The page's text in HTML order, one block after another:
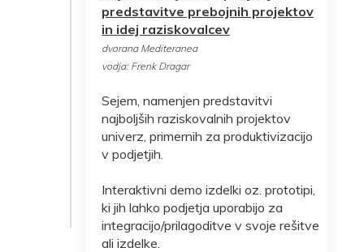
predstavitve prebojnih projektov
in idej raziskovalcev
dvorana Mediteranea
vodja: Frenk Dragar
Sejem, namenjen predstavitvi
najboljših raziskovalnih projektov
univerz, primernih za produktivizacijo
v podjetjih.
Interaktivni demo izdelki oz. prototipi,
ki jih lahko podjetja uporabijo za
integracijo/prilagoditve v svoje rešitve
ali izdelke.